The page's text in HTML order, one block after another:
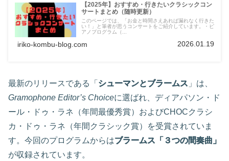
【2025年】おすすめ・行きたいクラシックコン
サートまとめ（随時更新）
このページでは、「お金と時間さえあれば漏れなく行きた
い！」と筆者が思うコンサートをご紹介しています。・ピ
アノプログラム（...
iriko-kombu-blog.com 2026.01.19
最新のリリースである「 シューマンとブラームス 」は、
Gramophone Editor’s Choiceに選ばれ、ディアパソン・ド
ール・ドゥ・ラネ（年間最優秀賞）およびCHOCクラシ
カ・ドゥ・ラネ（年間クラシック賞）を受賞されていま
す。今回のプログラムからはブラームス「３つの間奏曲」
が収録されています。